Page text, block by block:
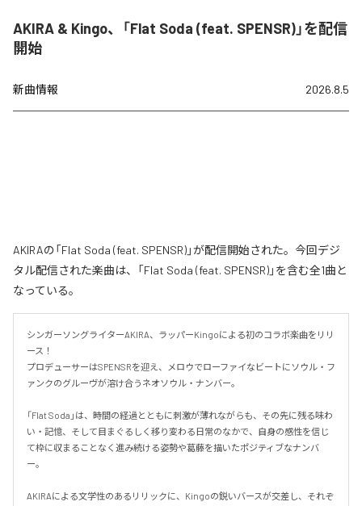
AKIRA & Kingo、「Flat Soda (feat. SPENSR)」を配信
開始
新曲情報 2026.8.5
AKIRAの「Flat Soda (feat. SPENSR)」が配信開始された。今回デジ
タル配信された楽曲は、「Flat Soda (feat. SPENSR)」を含む全1曲と
なっている。
シンガーソングライターAKIRA、ラッパーKingoによる初のコラボ楽曲をリリ
ース！
プロデューサーはSPENSRを迎え、メロウでローファイなビートにソウル・フ
ァンクのグルーヴが溶け合うネオソウル・ナンバー。
「Flat Soda」は、時間の経過とともに刺激が薄れながらも、その先に残る味わ
い・記憶、そして目まぐるしく移り変わる日常のなかで、自身の感性を信じ
て枠に収まることなく進み続ける姿勢や葛藤を描いたポジティブなナンバ
ー。
AKIRAによる文学性のあるリリックに、Kingoの鋭いバースが交差し、それぞ